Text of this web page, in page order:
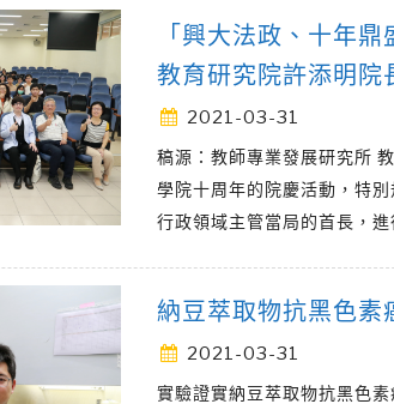
「興大法政、十年
教育研究院許添明院
2021-03-31
稿源：教師專業發展研究所
學院十周年的院慶活動，特
行政領域主管當局的首長，進
納豆萃取物抗黑色素
2021-03-31
實驗證實納豆萃取物抗黑色